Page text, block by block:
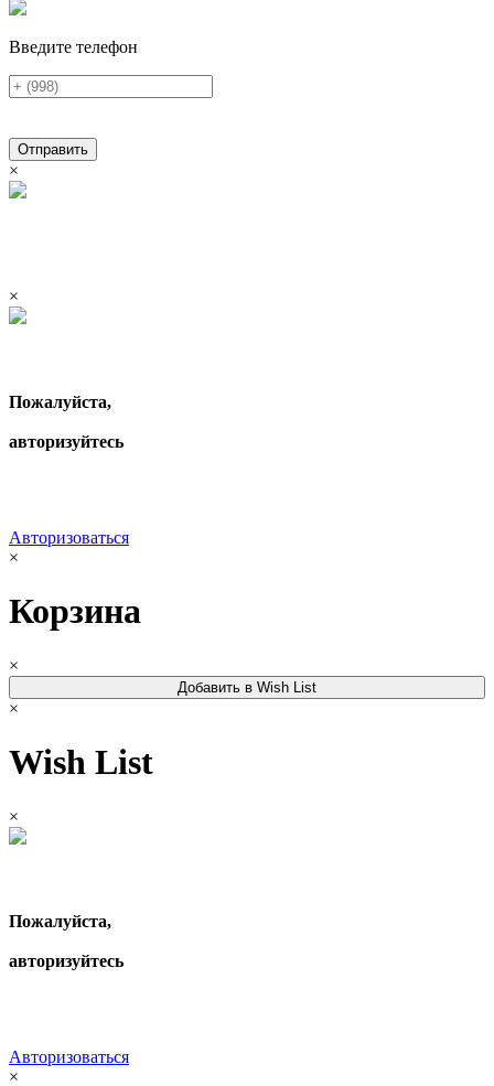
Введите телефон
Отправить
×
×
Пожалуйста,
авторизуйтесь
Авторизоваться
×
Корзина
×
Добавить в Wish List
×
Wish List
×
Пожалуйста,
авторизуйтесь
Авторизоваться
×